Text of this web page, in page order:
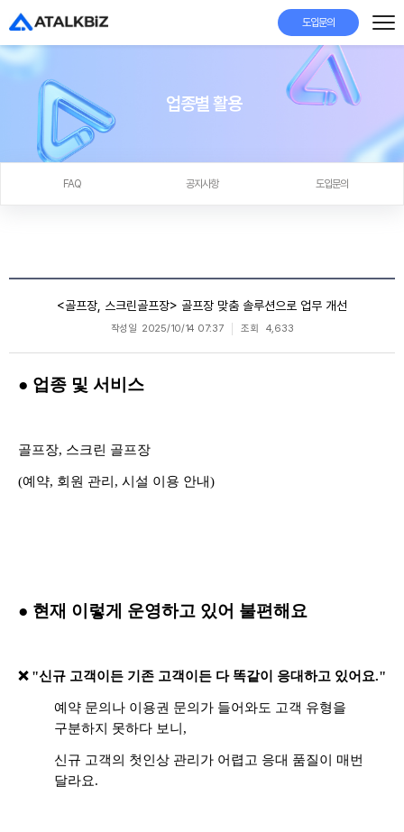
도입문의
업종별 활용
FAQ 공지사항 도입문의
<골프장, 스크린골프장> 골프장 맞춤 솔루션으로 업무 개선
작성일 2025/10/14 07:37 조회 4,633
● 업종 및 서비스
골프장, 스크린 골프장
(예약, 회원 관리, 시설 이용 안내)
● 현재 이렇게 운영하고 있어 불편해요
❌ "신규 고객이든 기존 고객이든 다 똑같이 응대하고 있어요."
예약 문의나 이용권 문의가 들어와도 고객 유형을
구분하지 못하다 보니,
신규 고객의 첫인상 관리가 어렵고 응대 품질이 매번
달라요.